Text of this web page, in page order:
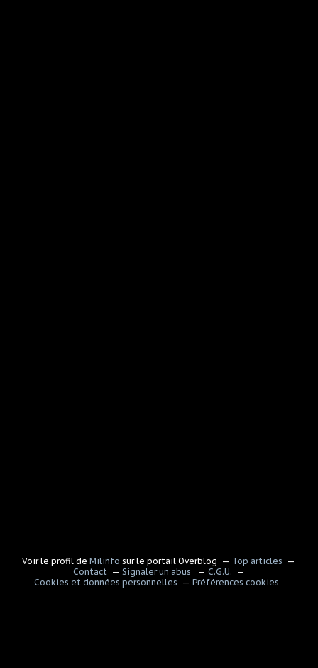
Voir le profil deMilinfo sur le portail Overblog
Top articles
Contact
Signaler un abus
C.G.U.
Cookies et données personnelles
Préférences cookies